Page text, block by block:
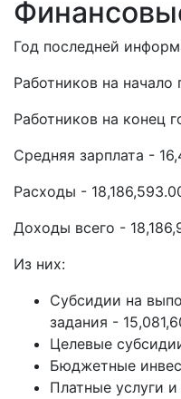
Год последней
Работников на начало
Работников на конец
Средняя зарплата -
Расходы -
Доходы всего -
Из них:
Субсидии на
задания -
Целевые
Бюджетные
Платные услуги